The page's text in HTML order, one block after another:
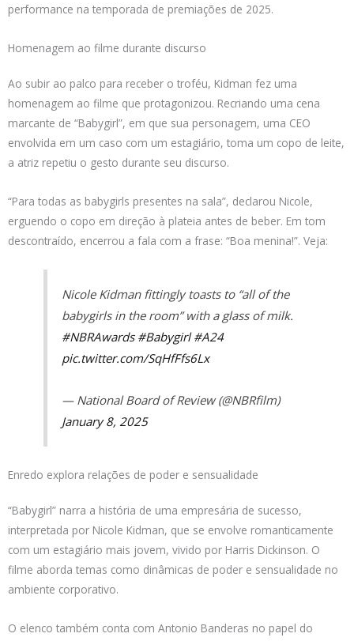
performance na temporada de premiações de 2025.
Homenagem ao filme durante discurso
Ao subir ao palco para receber o troféu, Kidman fez uma
homenagem ao filme que protagonizou. Recriando uma cena
marcante de “Babygirl”, em que sua personagem, uma CEO
envolvida em um caso com um estagiário, toma um copo de leite,
a atriz repetiu o gesto durante seu discurso.
“Para todas as babygirls presentes na sala”, declarou Nicole,
erguendo o copo em direção à plateia antes de beber. Em tom
descontraído, encerrou a fala com a frase: “Boa menina!”. Veja:
Nicole Kidman fittingly toasts to “all of the
babygirls in the room” with a glass of milk.
#NBRAwards #Babygirl #A24
pic.twitter.com/SqHfFfs6Lx
— National Board of Review (@NBRfilm)
January 8, 2025
Enredo explora relações de poder e sensualidade
“Babygirl” narra a história de uma empresária de sucesso,
interpretada por Nicole Kidman, que se envolve romanticamente
com um estagiário mais jovem, vivido por Harris Dickinson. O
filme aborda temas como dinâmicas de poder e sensualidade no
ambiente corporativo.
O elenco também conta com Antonio Banderas no papel do